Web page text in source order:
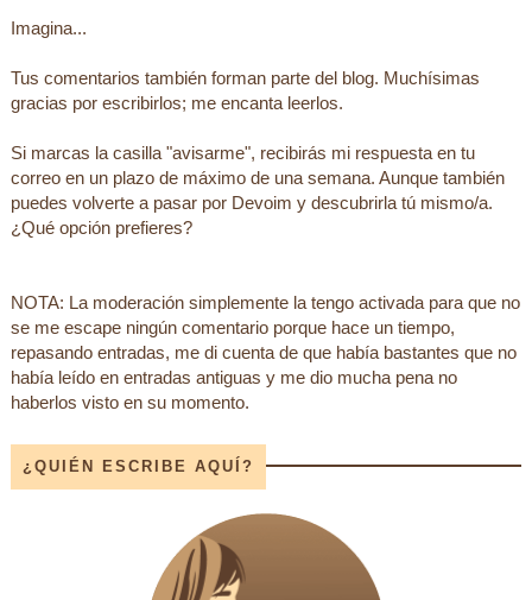
Imagina...
Tus comentarios también forman parte del blog. Muchísimas
gracias por escribirlos; me encanta leerlos.
Si marcas la casilla "avisarme", recibirás mi respuesta en tu
correo en un plazo de máximo de una semana. Aunque también
puedes volverte a pasar por Devoim y descubrirla tú mismo/a.
¿Qué opción prefieres?
NOTA: La moderación simplemente la tengo activada para que no
se me escape ningún comentario porque hace un tiempo,
repasando entradas, me di cuenta de que había bastantes que no
había leído en entradas antiguas y me dio mucha pena no
haberlos visto en su momento.
¿QUIÉN ESCRIBE AQUÍ?